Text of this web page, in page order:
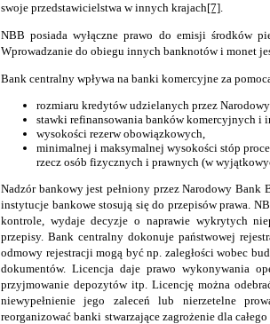
swoje przedstawicielstwa w innych krajach[7].
NBB posiada wyłączne prawo do emisji środków
Wprowadzanie do obiegu innych banknotów i monet
Bank centralny wpływa na banki komercyjne za
rozmiaru kredytów udzielanych przez
stawki refinansowania banków komercyjnych i
wysokości rezerw obowiązkowych,
minimalnej i maksymalnej wysokości stóp
rzecz osób fizycznych i prawnych (w
Nadzór bankowy jest pełniony przez Narodowy
instytucje bankowe stosują się do przepisów prawa.
kontrole, wydaje decyzje o naprawie wykrytych
przepisy. Bank centralny dokonuje państwowej
odmowy rejestracji mogą być np. zaległości wobec
dokumentów. Licencja daje prawo wykonywania
przyjmowanie depozytów itp. Licencję można
niewypełnienie jego zaleceń lub nierzetelne
reorganizować banki stwarzające zagrożenie dla